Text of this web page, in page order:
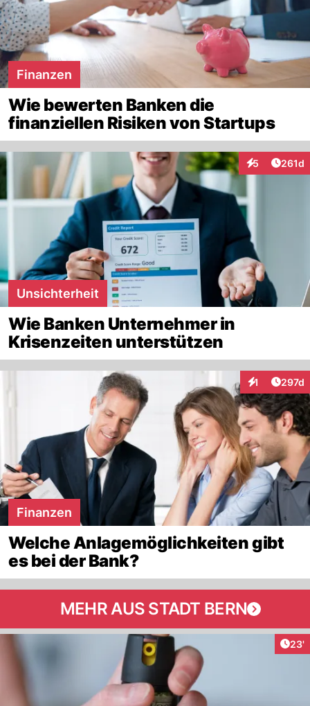
Finanzen
Wie bewerten Banken die
finanziellen Risiken von Startups
5
Interaktionen
261d
Unsichterheit
Wie Banken Unternehmer in
Krisenzeiten unterstützen
1
Interaktionen
297d
Finanzen
Welche Anlagemöglichkeiten gibt
es bei der Bank?
MEHR AUS STADT BERN
23'